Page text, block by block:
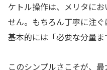
ケトル操作は、メリタに
せん。もちろん丁寧に注ぐ
基本的には「必要な分量ま
このシンプルさこそが、